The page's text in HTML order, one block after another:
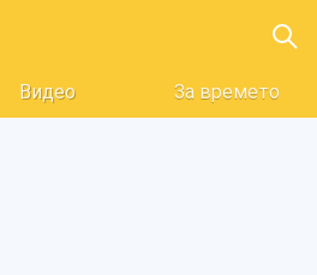
Видео За времето